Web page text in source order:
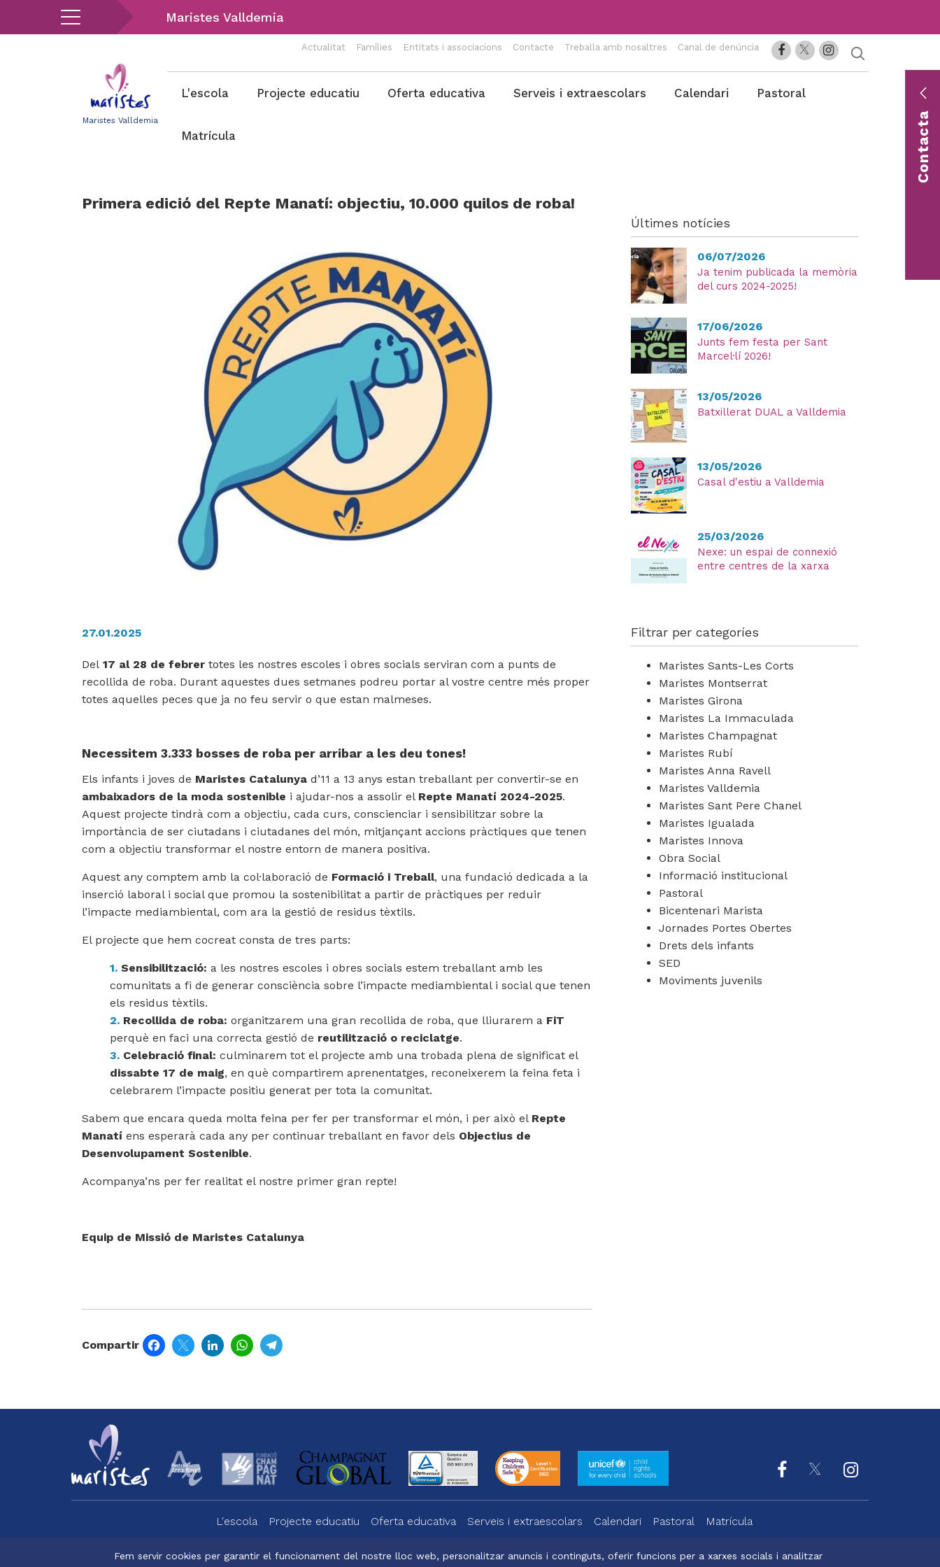
Maristes Valldemia
Maristes Valldemia
Actualitat Famílies Entitats i associacions Contacte Treballa amb nosaltres Canal de denúncia
Menu
L'escola Projecte educatiu Oferta educativa Serveis i extraescolars Calendari Pastoral
Matrícula
Primera edició del Repte Manatí: objectiu, 10.000 quilos de roba!
27.01.2025
Del 17 al 28 de febrer totes les nostres escoles i obres socials serviran com a punts de
recollida de roba. Durant aquestes dues setmanes podreu portar al vostre centre més proper
totes aquelles peces que ja no feu servir o que estan malmeses.
Necessitem 3.333 bosses de roba per arribar a les deu tones!
Els infants i joves de Maristes Catalunya d’11 a 13 anys estan treballant per convertir-se en
ambaixadors de la moda sostenible i ajudar-nos a assolir el Repte Manatí 2024-2025.
Aquest projecte tindrà com a objectiu, cada curs, conscienciar i sensibilitzar sobre la
importància de ser ciutadans i ciutadanes del món, mitjançant accions pràctiques que tenen
com a objectiu transformar el nostre entorn de manera positiva.
Aquest any comptem amb la col·laboració de Formació i Treball, una fundació dedicada a la
inserció laboral i social que promou la sostenibilitat a partir de pràctiques per reduir
l’impacte mediambiental, com ara la gestió de residus tèxtils.
El projecte que hem cocreat consta de tres parts:
Sensibilització: a les nostres escoles i obres socials estem treballant amb les
comunitats a fi de generar consciència sobre l’impacte mediambiental i social que tenen
els residus tèxtils.
Recollida de roba: organitzarem una gran recollida de roba, que lliurarem a FiT
perquè en faci una correcta gestió de reutilització o reciclatge.
Celebració final: culminarem tot el projecte amb una trobada plena de significat el
dissabte 17 de maig, en què compartirem aprenentatges, reconeixerem la feina feta i
celebrarem l’impacte positiu generat per tota la comunitat.
Sabem que encara queda molta feina per fer per transformar el món, i per això el Repte
Manatí ens esperarà cada any per continuar treballant en favor dels Objectius de
Desenvolupament Sostenible.
Acompanya’ns per fer realitat el nostre primer gran repte!
Equip de Missió de Maristes Catalunya
Compartir FacebookTwitterLinkedInWhatsApp
Últimes notícies
06/07/2026
Ja tenim publicada la memòria
del curs 2024-2025!
17/06/2026
Junts fem festa per Sant
Marcel·lí 2026!
13/05/2026
Batxillerat DUAL a Valldemia
13/05/2026
Casal d'estiu a Valldemia
25/03/2026
Nexe: un espai de connexió
entre centres de la xarxa
Filtrar per categoríes
Maristes Sants-Les Corts
Maristes Montserrat
Maristes Girona
Maristes La Immaculada
Maristes Champagnat
Maristes Rubí
Maristes Anna Ravell
Maristes Valldemia
Maristes Sant Pere Chanel
Maristes Igualada
Maristes Innova
Obra Social
Informació institucional
Pastoral
Bicentenari Marista
Jornades Portes Obertes
Drets dels infants
SED
Moviments juvenils
Fem servir cookies per garantir el funcionament del nostre lloc web, personalitzar anuncis i continguts, oferir funcions per a xarxes socials i analitzar
Contacta
footer
L'escola Projecte educatiu Oferta educativa Serveis i extraescolars Calendari Pastoral Matrícula